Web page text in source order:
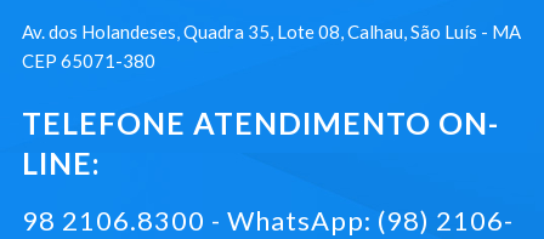
Av. dos Holandeses, Quadra 35, Lote 08, Calhau, São Luís - MA
CEP 65071-380
TELEFONE ATENDIMENTO ON-
LINE:
98 2106.8300 - WhatsApp: (98) 2106-